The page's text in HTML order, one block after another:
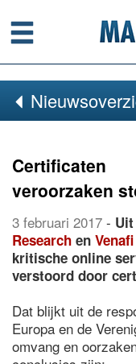
Menu
Certificaten
veroorzaken
3 februari 2017 -
Research en Venafi
kritische online
verstoord door
Dat blijkt uit de
Europa en de
omvang en